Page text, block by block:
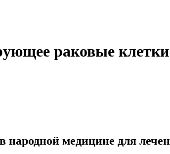
раковые клетки
народной медицине для